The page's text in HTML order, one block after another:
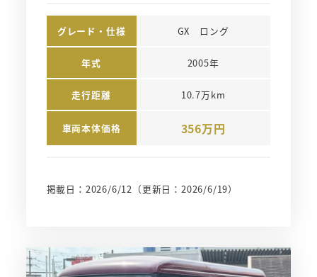
グレード・仕様 GX　ロング
年式 2005年
走行距離 10.7万km
車両本体価格 356万円
掲載日：2026/6/12 （更新日：2026/6/19）